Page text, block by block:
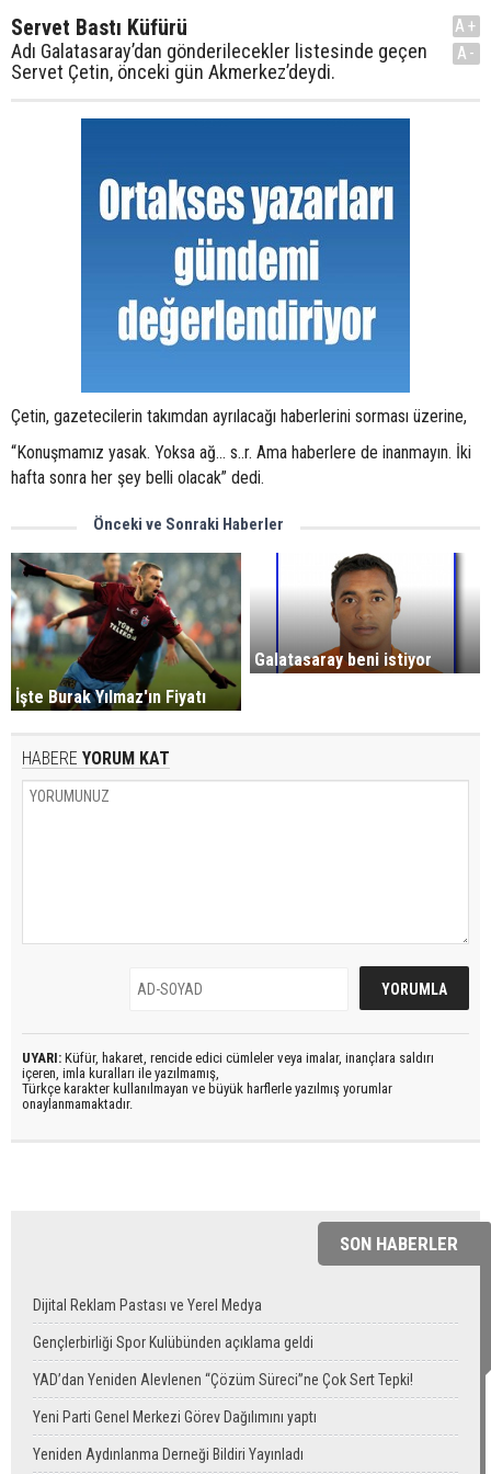
Servet Bastı Küfürü
Adı Galatasaray’dan gönderilecekler listesinde geçen
Servet Çetin, önceki gün Akmerkez’deydi.
A+
A-
Çetin, gazetecilerin takımdan ayrılacağı haberlerini sorması üzerine,
“Konuşmamız yasak. Yoksa ağ... s..r. Ama haberlere de inanmayın. İki
hafta sonra her şey belli olacak” dedi.
Önceki ve Sonraki Haberler
İşte Burak Yılmaz'ın Fiyatı
Galatasaray beni istiyor
HABERE YORUM KAT
UYARI: Küfür, hakaret, rencide edici cümleler veya imalar, inançlara saldırı
içeren, imla kuralları ile yazılmamış,
Türkçe karakter kullanılmayan ve büyük harflerle yazılmış yorumlar
onaylanmamaktadır.
SON HABERLER
Dijital Reklam Pastası ve Yerel Medya
Gençlerbirliği Spor Kulübünden açıklama geldi
YAD’dan Yeniden Alevlenen “Çözüm Süreci”ne Çok Sert Tepki!
Yeni Parti Genel Merkezi Görev Dağılımını yaptı
Yeniden Aydınlanma Derneği Bildiri Yayınladı